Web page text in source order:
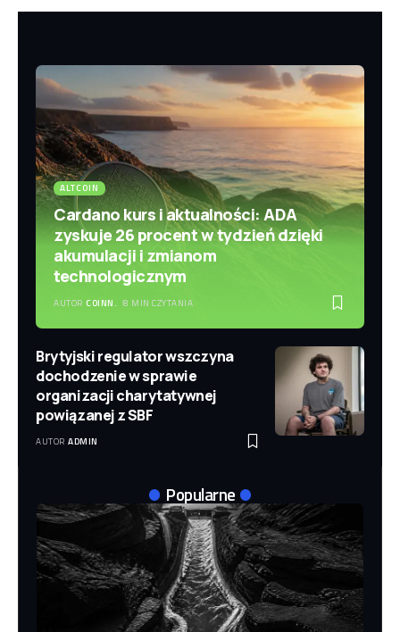
ALTCOIN
Cardano kurs i aktualności: ADA
zyskuje 26 procent w tydzień dzięki
akumulacji i zmianom
technologicznym
AUTOR COINN. 8 MIN CZYTANIA
Brytyjski regulator wszczyna
dochodzenie w sprawie
organizacji charytatywnej
powiązanej z SBF
AUTOR ADMIN
Popularne